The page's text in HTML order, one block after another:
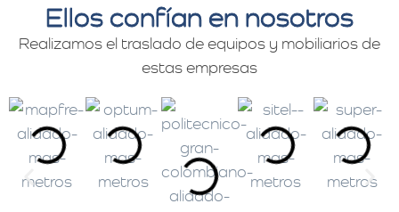
Ellos confían en nosotros
Realizamos el traslado de equipos y mobiliarios de
estas empresas